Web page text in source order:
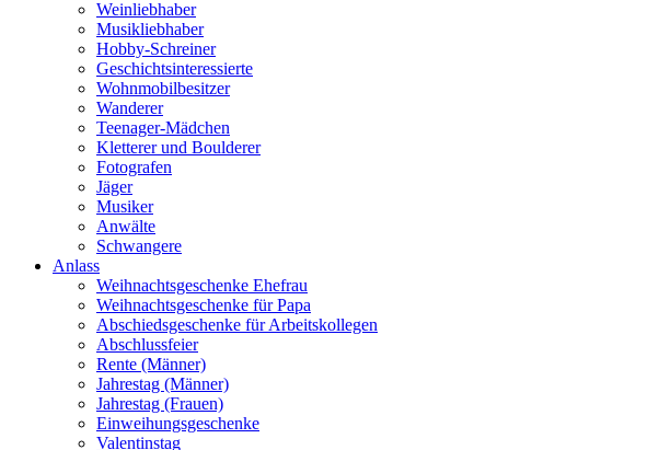
Weinliebhaber
Musikliebhaber
Hobby-Schreiner
Geschichtsinteressierte
Wohnmobilbesitzer
Wanderer
Teenager-Mädchen
Kletterer und Boulderer
Fotografen
Jäger
Musiker
Anwälte
Schwangere
Anlass
Weihnachtsgeschenke Ehefrau
Weihnachtsgeschenke für Papa
Abschiedsgeschenke für Arbeitskollegen
Abschlussfeier
Rente (Männer)
Jahrestag (Männer)
Jahrestag (Frauen)
Einweihungsgeschenke
Valentinstag